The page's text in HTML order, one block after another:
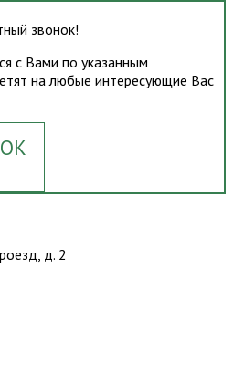
звонок!
с Вами по указанным
на любые интересующие Вас
д. 2